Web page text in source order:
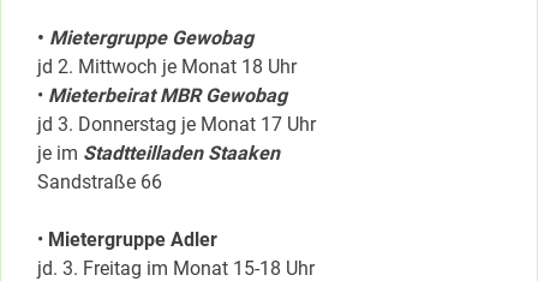
• Mietergruppe Gewobag
jd 2. Mittwoch je Monat 18 Uhr
• Mieterbeirat MBR Gewobag
jd 3. Donnerstag je Monat 17 Uhr
je im Stadtteilladen Staaken
Sandstraße 66
• Mietergruppe Adler
jd. 3. Freitag im Monat 15-18 Uhr